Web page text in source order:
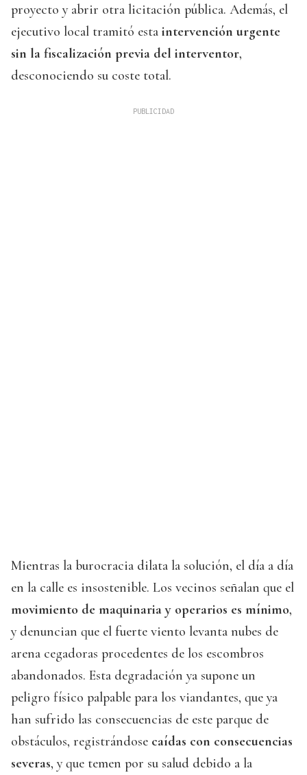
proyecto y abrir otra licitación pública. Además, el
ejecutivo local tramitó esta intervención urgente
sin la fiscalización previa del interventor,
desconociendo su coste total.
Mientras la burocracia dilata la solución, el día a día
en la calle es insostenible. Los vecinos señalan que el
movimiento de maquinaria y operarios es mínimo,
y denuncian que el fuerte viento levanta nubes de
arena cegadoras procedentes de los escombros
abandonados. Esta degradación ya supone un
peligro físico palpable para los viandantes, que ya
han sufrido las consecuencias de este parque de
obstáculos, registrándose caídas con consecuencias
severas, y que temen por su salud debido a la